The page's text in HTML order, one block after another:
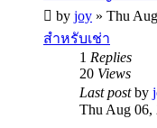
by joy » Thu
สำหรับเช่า
1 Replies
20 Views
Last postby
Thu Aug 06,